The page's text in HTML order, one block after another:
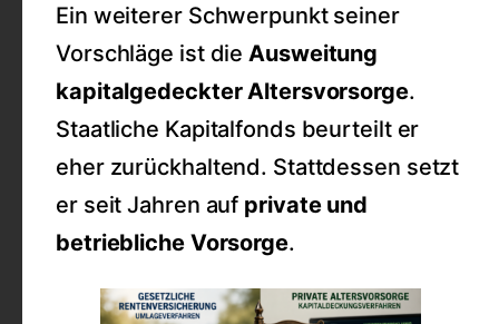
Ein weiterer Schwerpunkt seiner
Vorschläge ist die Ausweitung
kapitalgedeckter Altersvorsorge.
Staatliche Kapitalfonds beurteilt er
eher zurückhaltend. Stattdessen setzt
er seit Jahren auf private und
betriebliche Vorsorge.